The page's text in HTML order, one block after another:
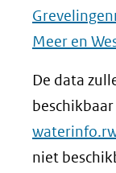
Meer en
De data
niet